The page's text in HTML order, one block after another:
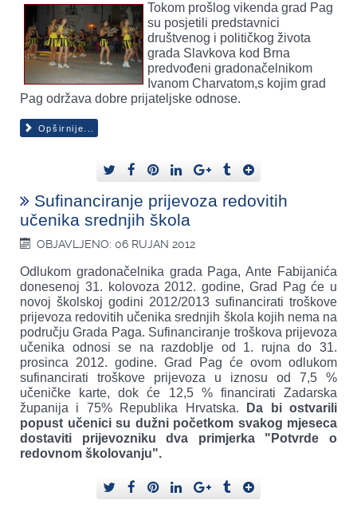
Tokom prošlog vikenda grad Pag
su posjetili predstavnici
društvenog i političkog života
grada Slavkova kod Brna
predvođeni gradonačelnikom
Ivanom Charvatom,s kojim grad
Pag održava dobre prijateljske odnose.
Opširnije...
Sufinanciranje prijevoza redovitih
učenika srednjih škola
OBJAVLJENO: 06 RUJAN 2012
Odlukom gradonačelnika grada Paga, Ante Fabijanića
donesenoj 31. kolovoza 2012. godine, Grad Pag će u
novoj školskoj godini 2012/2013 sufinancirati troškove
prijevoza redovitih učenika srednjih škola kojih nema na
području Grada Paga. Sufinanciranje troškova prijevoza
učenika odnosi se na razdoblje od 1. rujna do 31.
prosinca 2012. godine. Grad Pag će ovom odlukom
sufinancirati troškove prijevoza u iznosu od 7,5 %
učeničke karte, dok će 12,5 % financirati Zadarska
županija i 75% Republika Hrvatska.
Da bi ostvarili
popust učenici su dužni početkom svakog mjeseca
dostaviti prijevozniku dva primjerka "Potvrde o
redovnom školovanju".